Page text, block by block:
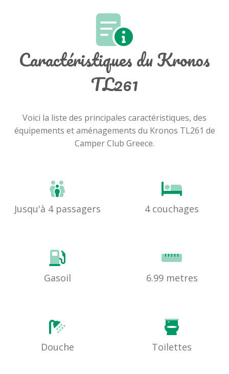
Caractéristiques du Kronos
TL261
Voici la liste des principales caractéristiques, des
équipements et aménagements du Kronos TL261 de
Camper Club Greece.
Jusqu'à 4 passagers 4 couchages
Gasoil 6.99 metres
Douche Toilettes